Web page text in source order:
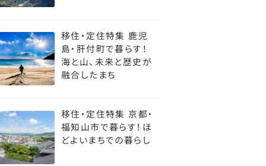
移住・定住特集 鹿児
島・肝付町で暮らす！
海と山、未来と歴史が
融合したまち
移住・定住特集 京都・
福知山市で暮らす！ほ
どよいまちでの暮らし